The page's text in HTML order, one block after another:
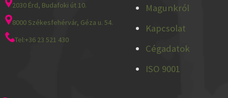
2030 Érd, Budafoki út 10.
8000 Székesfehérvár, Géza u. 54.
Tel:+36 23 521 430
Magunkról
Kapcsolat
Cégadatok
ISO 9001